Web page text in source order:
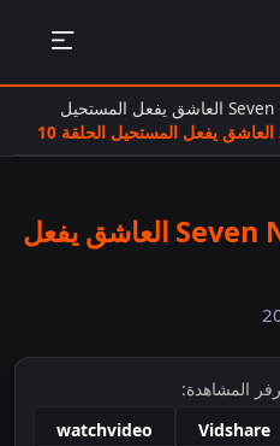
مسلسل Seven Ne Yapmaz العاشق يفعل
المشاهدة:
Vidshare
watchvideo